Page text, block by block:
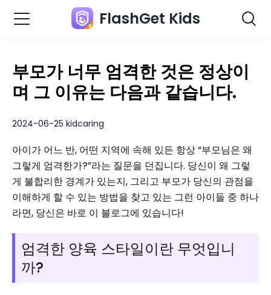
FlashGet Kids
부모가 너무 엄격한 것은 정상이
며 그 이유는 다음과 같습니다.
2024-06-25 kidcaring
아이가 어느 반, 어떤 지역에 속해 있든 항상 “부모님은 왜
그렇게 엄격한가?”라는 질문을 던집니다. 당신이 왜 그렇
게 불합리한 경계가 있는지, 그리고 부모가 당신의 관점을
이해하게 할 수 있는 방법을 찾고 있는 그런 아이들 중 하나
라면, 당신은 바로 이 블로그에 있습니다!
엄격한 양육 스타일이란 무엇입니
까?